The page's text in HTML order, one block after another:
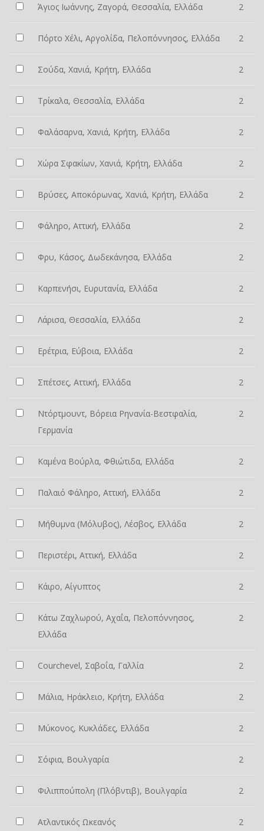
Άγιος Ιωάννης, Ζαγορά, Θεσσαλία, Ελλάδα 2
Πόρτο Χέλι, Αργολίδα, Πελοπόννησος, Ελλάδα 2
Σούδα, Χανιά, Κρήτη, Ελλάδα 2
Τρίκαλα, Θεσσαλία, Ελλάδα 2
Φαλάσαρνα, Χανιά, Κρήτη, Ελλάδα 2
Χώρα Σφακίων, Χανιά, Κρήτη, Ελλάδα 2
Βρύσες, Αποκόρωνας, Χανιά, Κρήτη, Ελλάδα 2
Φάληρο, Αττική, Ελλάδα 2
Φρυ, Κάσος, Δωδεκάνησα, Ελλάδα 2
Καρπενήσι, Ευρυτανία, Ελλάδα 2
Λάρισα, Θεσσαλία, Ελλάδα 2
Ερέτρια, Εύβοια, Ελλάδα 2
Σπέτσες, Αττική, Ελλάδα 2
Ντόρτμουντ, Βόρεια Ρηνανία-Βεστφαλία,
Γερμανία
2
Καμένα Βούρλα, Φθιώτιδα, Ελλάδα 2
Παλαιό Φάληρο, Αττική, Ελλάδα 2
Μήθυμνα (Μόλυβος), Λέσβος, Ελλάδα 2
Περιστέρι, Αττική, Ελλάδα 2
Κάιρο, Αίγυπτος 2
Κάτω Ζαχλωρού, Αχαΐα, Πελοπόννησος,
Ελλάδα
2
Courchevel, Σαβοΐα, Γαλλία 2
Μάλια, Ηράκλειο, Κρήτη, Ελλάδα 2
Μύκονος, Κυκλάδες, Ελλάδα 2
Σόφια, Βουλγαρία 2
Φιλιππούπολη (Πλόβντιβ), Βουλγαρία 2
Ατλαντικός Ωκεανός 2